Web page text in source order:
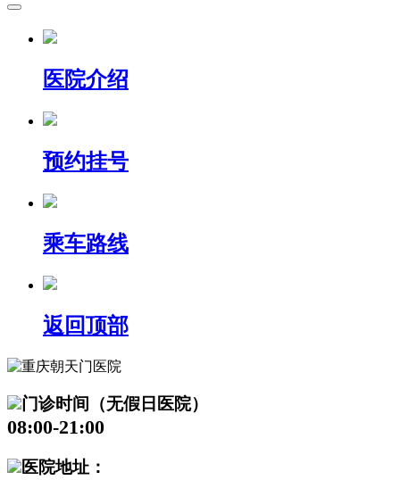
医院介绍
预约挂号
乘车路线
返回顶部
门诊时间（无假日医院）
08:00-21:00
医院地址：